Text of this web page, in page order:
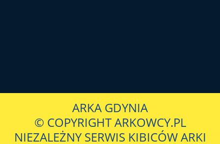
ARKA GDYNIA
© COPYRIGHT ARKOWCY.PL
NIEZALEŻNY SERWIS KIBICÓW ARKI